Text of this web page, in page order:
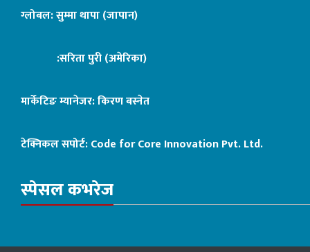
ग्लोबल: सुम्मा थापा (जापान)
:सरिता पुरी (अमेरिका)
मार्केटिङ म्यानेजर: किरण बस्नेत
टेक्निकल सपोर्ट:Code for Core Innovation Pvt. Ltd.
स्पेसल कभरेज